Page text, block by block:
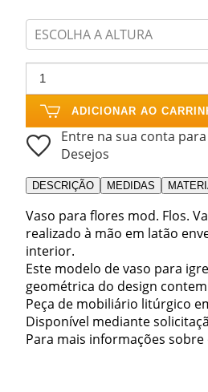
ESCOLHA A ALTURA
ADICIONAR AO
Entre na sua conta
Desejos
DESCRIÇÃO MEDIDAS
Vaso para flores mod. Flos.
realizado à mão em latão
interior.
Este modelo de vaso para
geométrica do design
Peça de mobiliário litúrgico
Disponível mediante
Para mais informações